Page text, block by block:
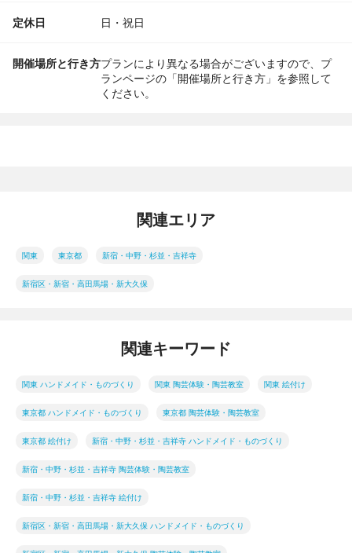
定休日 日・祝日
開催場所と行き方プランにより異なる場合がございますので、プ
ランページの「開催場所と行き方」を参照して
ください。
関連エリア
関東 東京都 新宿・中野・杉並・吉祥寺
新宿区・新宿・高田馬場・新大久保
関連キーワード
関東 ハンドメイド・ものづくり 関東 陶芸体験・陶芸教室 関東 絵付け
東京都 ハンドメイド・ものづくり 東京都 陶芸体験・陶芸教室
東京都 絵付け 新宿・中野・杉並・吉祥寺 ハンドメイド・ものづくり
新宿・中野・杉並・吉祥寺 陶芸体験・陶芸教室
新宿・中野・杉並・吉祥寺 絵付け
新宿区・新宿・高田馬場・新大久保 ハンドメイド・ものづくり